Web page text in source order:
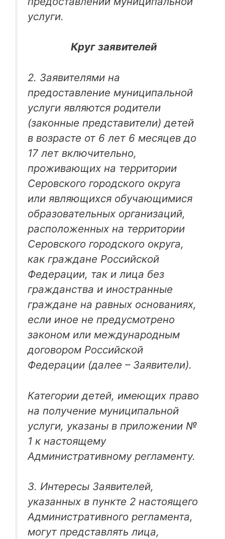
услуги.
Круг заявителей
2. Заявителями на
предоставление муниципальной
услуги являются родители
(законные представители) детей
в возрасте от 6 лет 6 месяцев до
17 лет включительно,
проживающих на территории
Серовского городского округа
или являющихся обучающимися
образовательных организаций,
расположенных на территории
Серовского городского округа,
как граждане Российской
Федерации, так и лица без
гражданства и иностранные
граждане на равных основаниях,
если иное не предусмотрено
законом или международным
договором Российской
Федерации (далее – Заявители).
Категории детей, имеющих право
на получение муниципальной
услуги, указаны в приложении №
1 к настоящему
Административному регламенту.
3. Интересы Заявителей,
указанных в пункте 2 настоящего
Административного регламента,
могут представлять лица,